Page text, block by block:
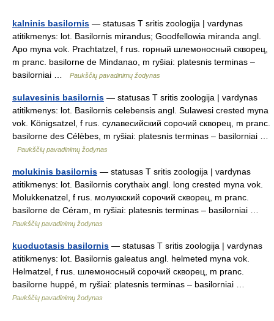
kalninis basilornis — statusas T sritis zoologija | vardynas
atitikmenys: lot. Basilornis mirandus; Goodfellowia miranda angl.
Apo myna vok. Prachtatzel, f rus. горный шлемоносный скворец,
m pranc. basilorne de Mindanao, m ryšiai: platesnis terminas –
basilorniai …
Paukščių pavadinimų žodynas
sulavesinis basilornis — statusas T sritis zoologija | vardynas
atitikmenys: lot. Basilornis celebensis angl. Sulawesi crested myna
vok. Königsatzel, f rus. сулавесийский сорочий скворец, m pranc.
basilorne des Célèbes, m ryšiai: platesnis terminas – basilorniai …
Paukščių pavadinimų žodynas
molukinis basilornis — statusas T sritis zoologija | vardynas
atitikmenys: lot. Basilornis corythaix angl. long crested myna vok.
Molukkenatzel, f rus. молуккский сорочий скворец, m pranc.
basilorne de Céram, m ryšiai: platesnis terminas – basilorniai …
Paukščių pavadinimų žodynas
kuoduotasis basilornis — statusas T sritis zoologija | vardynas
atitikmenys: lot. Basilornis galeatus angl. helmeted myna vok.
Helmatzel, f rus. шлемоносный сорочий скворец, m pranc.
basilorne huppé, m ryšiai: platesnis terminas – basilorniai …
Paukščių pavadinimų žodynas